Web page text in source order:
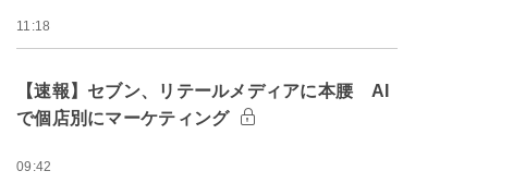
11:18
【速報】セブン、リテールメディアに本腰 AI
で個店別にマーケティング
09:42